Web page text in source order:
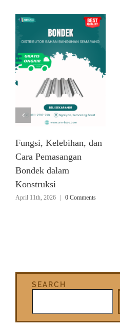
Fungsi, Kelebihan, dan
Cara Pemasangan
Bondek dalam
Konstruksi
April 11th, 2026 | 0 Comments
SEARCH